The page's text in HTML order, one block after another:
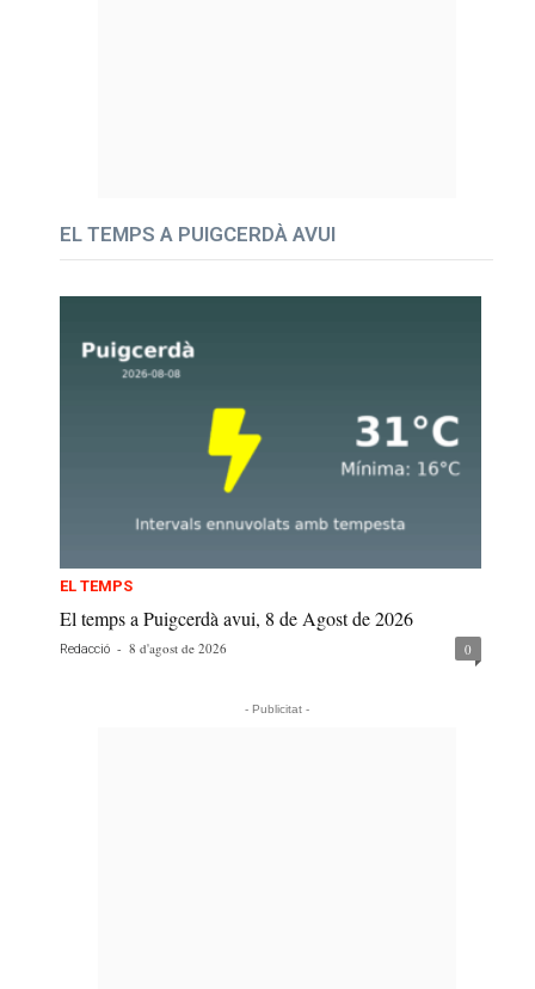
EL TEMPS A PUIGCERDÀ AVUI
EL TEMPS
El temps a Puigcerdà avui, 8 de Agost de 2026
Redacció - 8 d'agost de 2026 0
- Publicitat -